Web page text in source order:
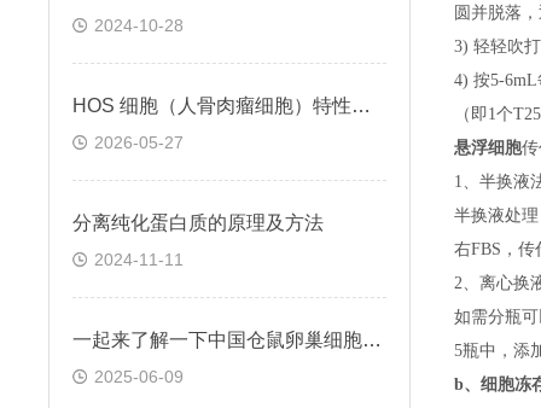
2024-10-28
HOS 细胞（人骨肉瘤细胞）特性与功能
2026-05-27
分离纯化蛋白质的原理及方法
2024-11-11
一起来了解一下中国仓鼠卵巢细胞的基本特点
2025-06-09
圆并脱落
3) 轻轻吹
4) 按5-
（即1个
悬浮细胞
1、半换液
半换液处
右FBS，
2、离心换
如需分瓶
5瓶中，添
b、 细胞冻